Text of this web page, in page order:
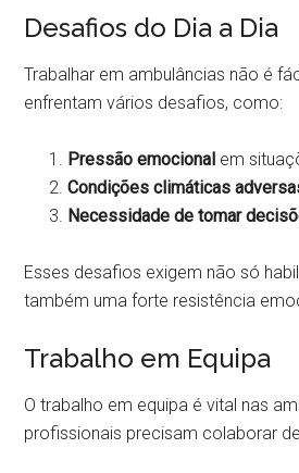
Desafios do Dia a Dia
Trabalhar em ambulâncias não é
enfrentam vários desafios, como:
Pressão emocional em
Condições climáticas
Necessidade de tomar
Esses desafios exigem não só
também uma forte resistência
Trabalho em Equipa
O trabalho em equipa é vital nas
profissionais precisam colaborar